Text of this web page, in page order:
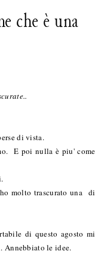
che è una
di vista.
E poi nulla è piu' come
molto trascurato una di
di questo agosto mi
le idee.